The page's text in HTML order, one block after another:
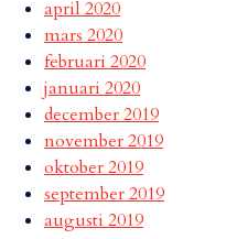
april 2020
mars 2020
februari 2020
januari 2020
december 2019
november 2019
oktober 2019
september 2019
augusti 2019